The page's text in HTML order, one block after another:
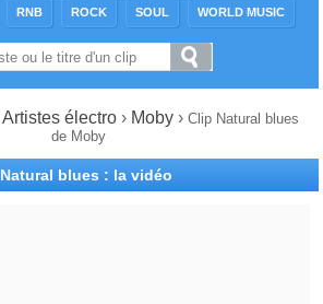
RNB ROCK SOUL WORLD MUSIC
Artistes électro › Moby › Clip Natural blues
de Moby
Natural blues : la vidéo